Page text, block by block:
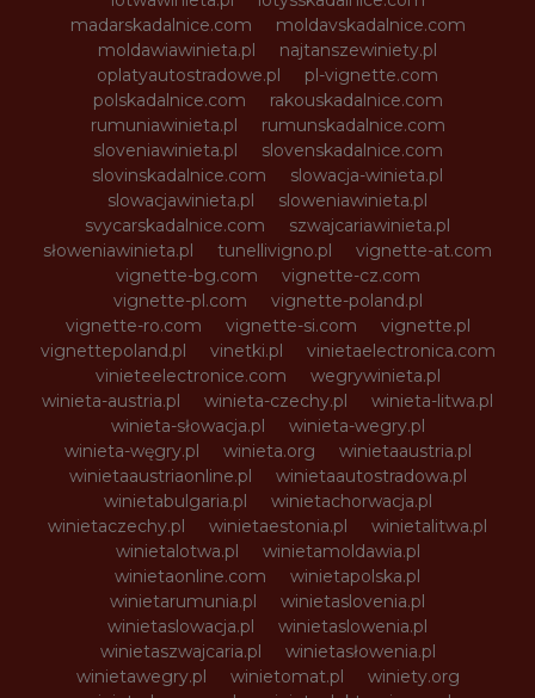
madarskadalnice.com
moldavskadalnice.com
moldawiawinieta.pl
najtanszewiniety.pl
oplatyautostradowe.pl
pl-vignette.com
polskadalnice.com
rakouskadalnice.com
rumuniawinieta.pl
rumunskadalnice.com
sloveniawinieta.pl
slovenskadalnice.com
slovinskadalnice.com
slowacja-winieta.pl
slowacjawinieta.pl
sloweniawinieta.pl
svycarskadalnice.com
szwajcariawinieta.pl
słoweniawinieta.pl
tunellivigno.pl
vignette-at.com
vignette-bg.com
vignette-cz.com
vignette-pl.com
vignette-poland.pl
vignette-ro.com
vignette-si.com
vignette.pl
vignettepoland.pl
vinetki.pl
vinietaelectronica.com
vinieteelectronice.com
wegrywinieta.pl
winieta-austria.pl
winieta-czechy.pl
winieta-litwa.pl
winieta-słowacja.pl
winieta-wegry.pl
winieta-węgry.pl
winieta.org
winietaaustria.pl
winietaaustriaonline.pl
winietaautostradowa.pl
winietabulgaria.pl
winietachorwacja.pl
winietaczechy.pl
winietaestonia.pl
winietalitwa.pl
winietalotwa.pl
winietamoldawia.pl
winietaonline.com
winietapolska.pl
winietarumunia.pl
winietaslovenia.pl
winietaslowacja.pl
winietaslowenia.pl
winietaszwajcaria.pl
winietasłowenia.pl
winietawegry.pl
winietomat.pl
winiety.org